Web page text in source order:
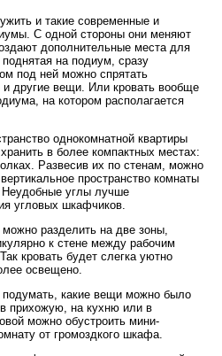
и такие современные и
С одной стороны они меняют
дополнительные места для
на подиум, сразу
под ней можно спрятать
другие вещи. Или кровать вообще
на котором располагается
однокомнатной квартиры
в более компактных местах:
Развесив их по стенам, можно
пространство комнаты
Неудобные углы лучше
угловых шкафчиков.
разделить на две зоны,
к стене между рабочим
кровать будет слегка уютно
освещено.
подумать, какие вещи можно было
прихожую, на кухню или в
можно обустроить мини-
от громоздкого шкафа.